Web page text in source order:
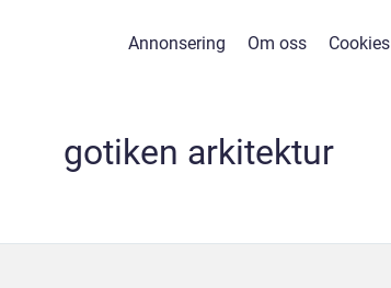
Annonsering Om oss Cookies
gotiken arkitektur